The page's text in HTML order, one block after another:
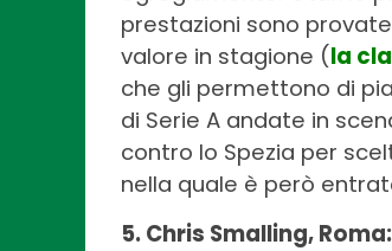
prestazioni sono
valore in stagione (la
che gli permettono di
di Serie A andate in
contro lo Spezia per
nella quale è però
5. Chris Smalling,